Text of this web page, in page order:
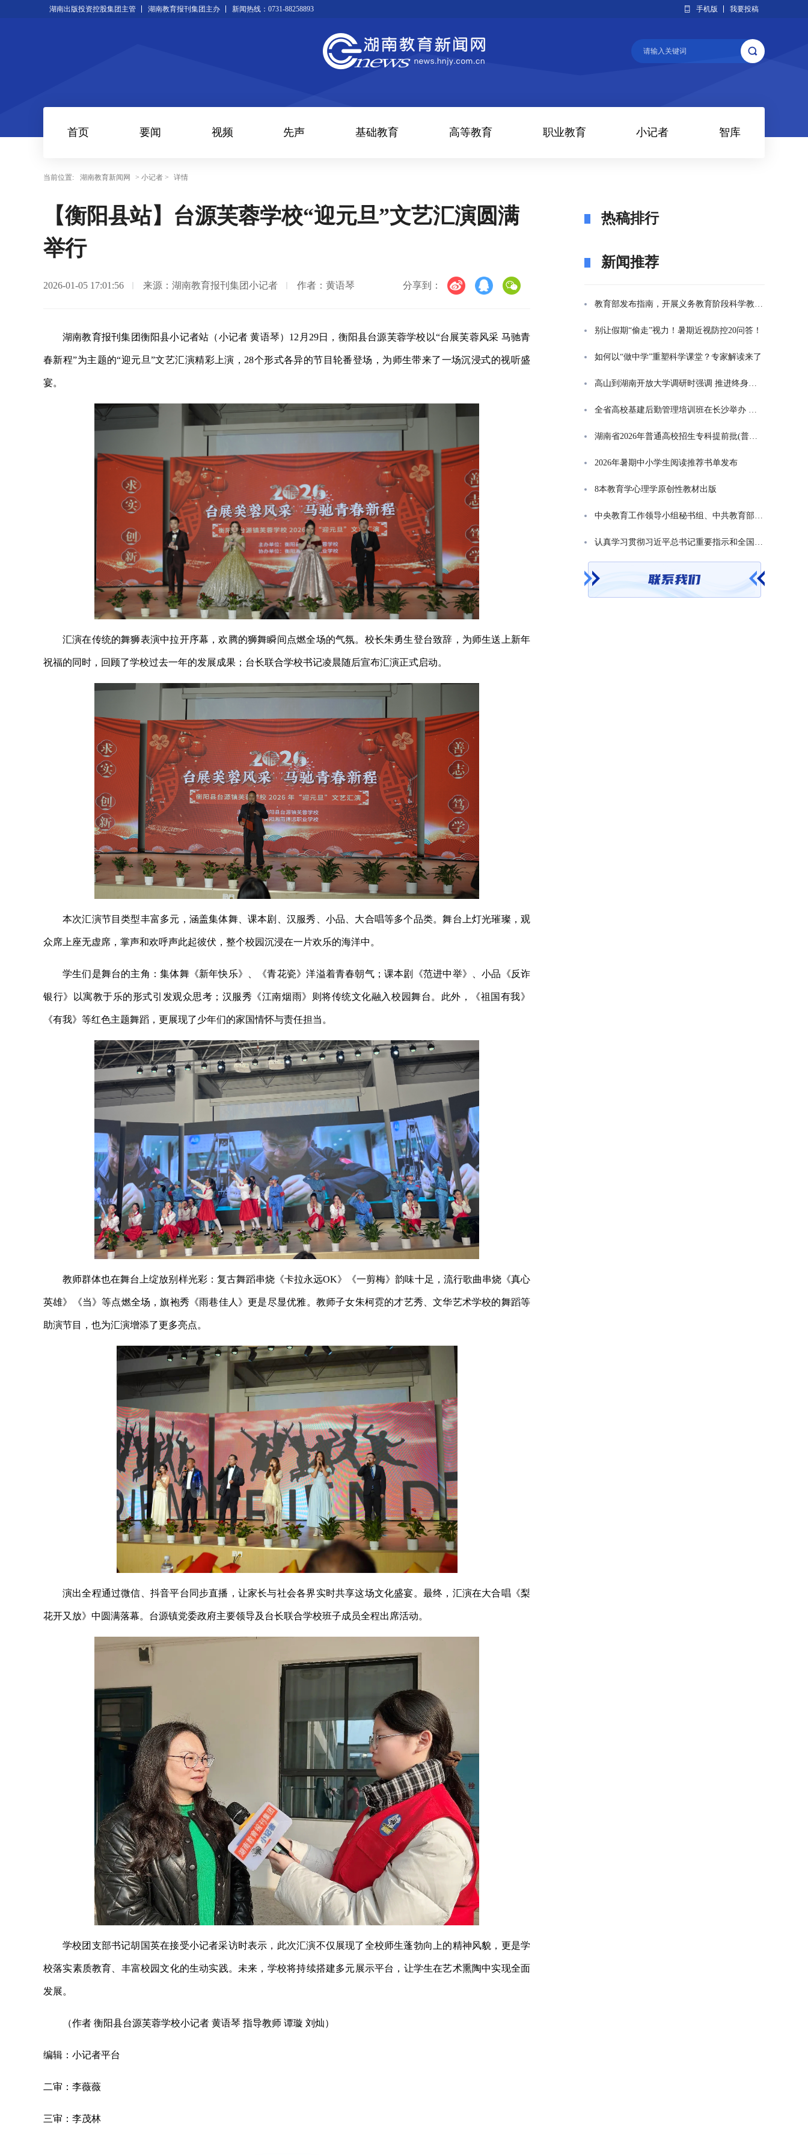
湖南出版投资控股集团主管 湖南教育报刊集团主办 新闻热线：0731-88258893 手机版 我要投稿
首页 要闻 视频 先声 基础教育 高等教育 职业教育 小记者 智库
当前位置: 湖南教育新闻网 > 小记者 > 详情
【衡阳县站】台源芙蓉学校“迎元旦”文艺汇演圆满
举行
2026-01-05 17:01:56 来源：湖南教育报刊集团小记者 作者：黄语琴 分享到：
湖南教育报刊集团衡阳县小记者站（小记者 黄语琴）12月29日，衡阳县台源芙蓉学校以“台展芙蓉风采 马驰青
春新程”为主题的“迎元旦”文艺汇演精彩上演，28个形式各异的节目轮番登场，为师生带来了一场沉浸式的视听盛
宴。
汇演在传统的舞狮表演中拉开序幕，欢腾的狮舞瞬间点燃全场的气氛。校长朱勇生登台致辞，为师生送上新年
祝福的同时，回顾了学校过去一年的发展成果；台长联合学校书记凌晨随后宣布汇演正式启动。
本次汇演节目类型丰富多元，涵盖集体舞、课本剧、汉服秀、小品、大合唱等多个品类。舞台上灯光璀璨，观
众席上座无虚席，掌声和欢呼声此起彼伏，整个校园沉浸在一片欢乐的海洋中。
学生们是舞台的主角：集体舞《新年快乐》、《青花瓷》洋溢着青春朝气；课本剧《范进中举》、小品《反诈
银行》以寓教于乐的形式引发观众思考；汉服秀《江南烟雨》则将传统文化融入校园舞台。此外，《祖国有我》
《有我》等红色主题舞蹈，更展现了少年们的家国情怀与责任担当。
教师群体也在舞台上绽放别样光彩：复古舞蹈串烧《卡拉永远OK》《一剪梅》韵味十足，流行歌曲串烧《真心
英雄》《当》等点燃全场，旗袍秀《雨巷佳人》更是尽显优雅。教师子女朱柯霓的才艺秀、文华艺术学校的舞蹈等
助演节目，也为汇演增添了更多亮点。
演出全程通过微信、抖音平台同步直播，让家长与社会各界实时共享这场文化盛宴。最终，汇演在大合唱《梨
花开又放》中圆满落幕。台源镇党委政府主要领导及台长联合学校班子成员全程出席活动。
学校团支部书记胡国英在接受小记者采访时表示，此次汇演不仅展现了全校师生蓬勃向上的精神风貌，更是学
校落实素质教育、丰富校园文化的生动实践。未来，学校将持续搭建多元展示平台，让学生在艺术熏陶中实现全面
发展。
（作者 衡阳县台源芙蓉学校小记者 黄语琴 指导教师 谭璇 刘灿）
编辑：小记者平台
二审：李薇薇
三审：李茂林
热稿排行
新闻推荐
教育部发布指南，开展义务教育阶段科学教育“做中学”领航行动
别让假期“偷走”视力！暑期近视防控20问答！
如何以“做中学”重塑科学课堂？专家解读来了
高山到湖南开放大学调研时强调 推进终身教育发展 在服务学习型社会建设中走好转型升级发展之路
全省高校基建后勤管理培训班在长沙举办 高山出席开班式并讲话
湖南省2026年普通高校招生专科提前批(普通类定向培养军士)征集志愿投档分数线
2026年暑期中小学生阅读推荐书单发布
8本教育学心理学原创性教材出版
中央教育工作领导小组秘书组、中共教育部党组印发通知，部署学习贯彻习近平总书记对基础教育工作重要指示精神
认真学习贯彻习近平总书记重要指示和全国基础教育工作会议精神 不断开创基础教育高质量发展新局面省教育厅召开党组（扩大）会